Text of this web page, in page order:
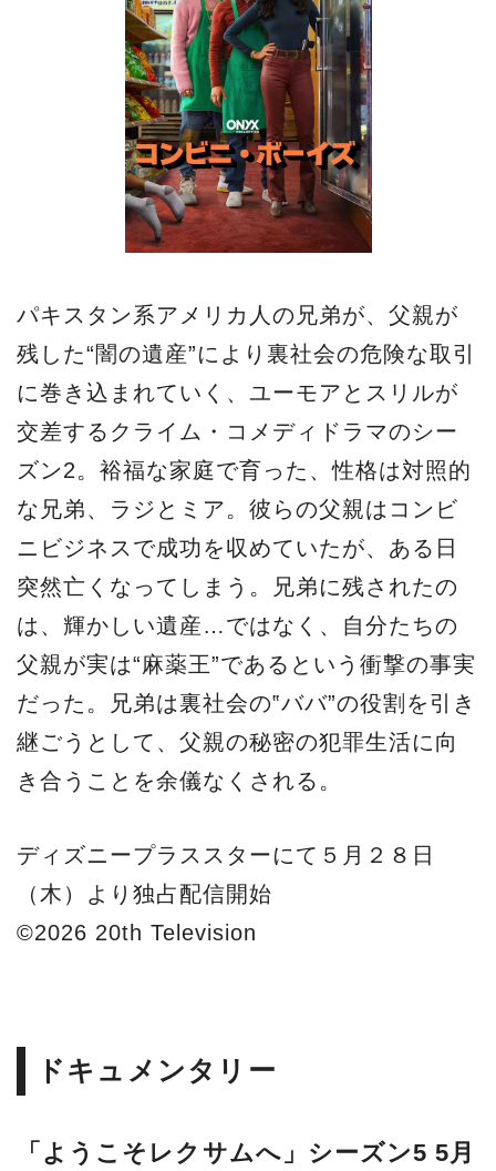
パキスタン系アメリカ人の兄弟が、父親が
残した“闇の遺産”により裏社会の危険な取引
に巻き込まれていく、ユーモアとスリルが
交差するクライム・コメディドラマのシー
ズン2。裕福な家庭で育った、性格は対照的
な兄弟、ラジとミア。彼らの父親はコンビ
ニビジネスで成功を収めていたが、ある日
突然亡くなってしまう。兄弟に残されたの
は、輝かしい遺産…ではなく、自分たちの
父親が実は“麻薬王”であるという衝撃の事実
だった。兄弟は裏社会の‟ババ”の役割を引き
継ごうとして、父親の秘密の犯罪生活に向
き合うことを余儀なくされる。
ディズニープラススターにて５月２８日
（木）より独占配信開始
©2026 20th Television
ドキュメンタリー
「ようこそレクサムへ」シーズン5 5月